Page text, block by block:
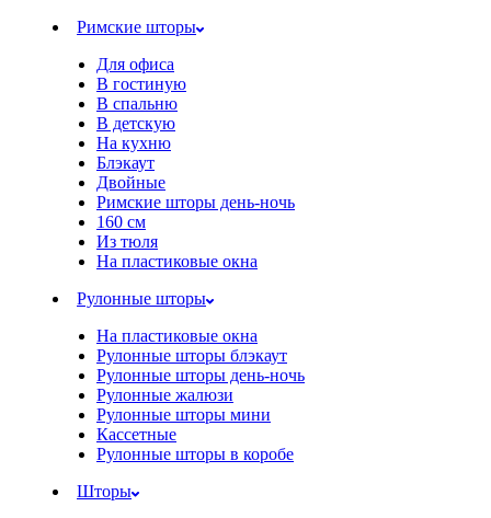
Римские шторы
Для офиса
В гостиную
В спальню
В детскую
На кухню
Блэкаут
Двойные
Римские шторы день-ночь
160 см
Из тюля
На пластиковые окна
Рулонные шторы
На пластиковые окна
Рулонные шторы блэкаут
Рулонные шторы день-ночь
Рулонные жалюзи
Рулонные шторы мини
Кассетные
Рулонные шторы в коробе
Шторы